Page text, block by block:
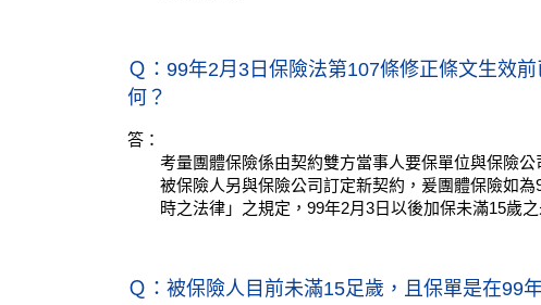
Ｑ：99年2月3日保險法第107條修正條文生效
何？
答：
考量團體保險係由契約雙方當事人要保單位與保險
被保險人另與保險公司訂定新契約，爰團體保險如
時之法律」之規定，99年2月3日以後加保未滿15歲
Ｑ：被保險人目前未滿15足歲，且保單是在99